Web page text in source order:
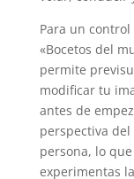
Para un
«Bocetos del
permite
modificar tu
antes de
perspectiva
persona, lo
experimentas